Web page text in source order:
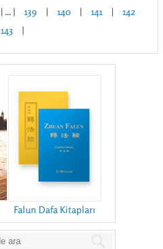
| ... | 139 | 140 | 141 |
142
143 |
Falun Dafa Kitapları